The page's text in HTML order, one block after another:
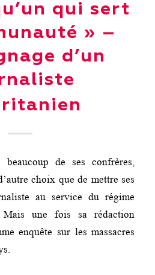
qui sert
» –
d’un
beaucoup de ses confrères,
choix que de mettre ses
au service du régime
Mais une fois sa rédaction
enquête sur les massacres